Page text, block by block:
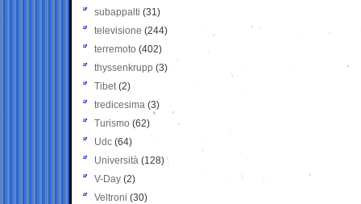
subappalti (31)
televisione(244)
terremoto (402)
thyssenkrupp (3)
Tibet(2)
tredicesima (3)
Turismo (62)
Udc (64)
Università (128)
V-Day (2)
Veltroni (30)